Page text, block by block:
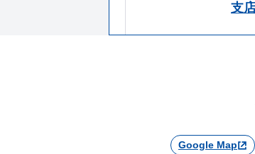
支
Google Map